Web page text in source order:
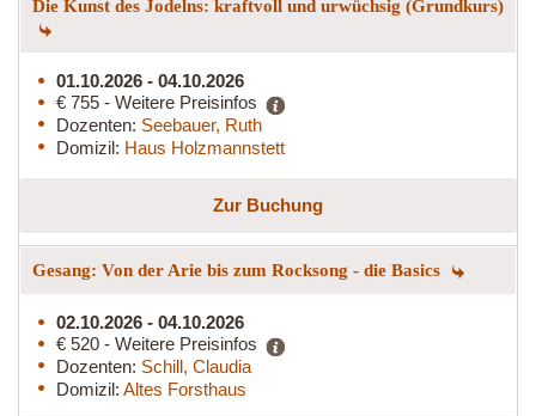
Die Kunst des Jodelns: kraftvoll und urwüchsig (Grundkurs)
01.10.2026 - 04.10.2026
€ 755 - Weitere Preisinfos
Dozenten: Seebauer, Ruth
Domizil: Haus Holzmannstett
Zur Buchung
Gesang: Von der Arie bis zum Rocksong - die Basics
02.10.2026 - 04.10.2026
€ 520 - Weitere Preisinfos
Dozenten: Schill, Claudia
Domizil: Altes Forsthaus